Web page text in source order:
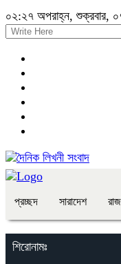
০২:২৭ অপরাহ্ন, শুক্রবার,
প্রচ্ছদ সারাদেশ
শিরোনামঃ